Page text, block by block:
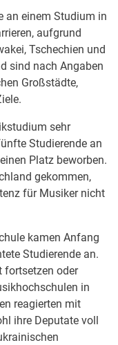
an einem Studium in
aufgrund
Tschechien und
sind nach Angaben
Großstädte,
sehr
Studierende an
Platz beworben.
gekommen,
für Musiker nicht
kamen Anfang
Studierende an.
fortsetzen oder
in
reagierten mit
ihre Deputate voll